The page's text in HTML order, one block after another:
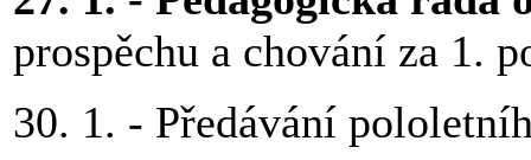
prospěchu a chování za 1.
30. 1. - Předávání